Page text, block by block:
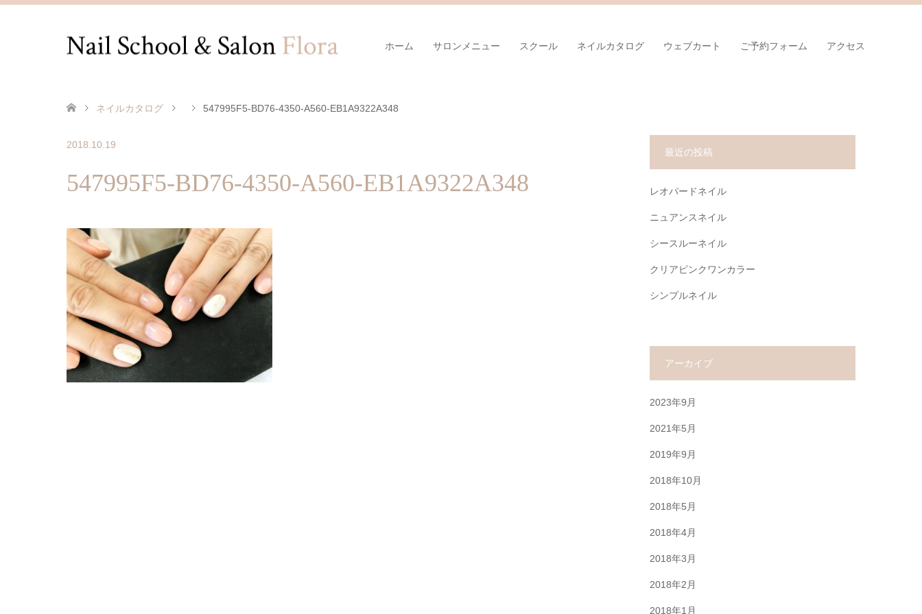
ホーム サロンメニュー スクール ネイルカタログ ウェブカート ご予約フォーム アクセス
ネイルカタログ 547995F5-BD76-4350-A560-EB1A9322A348
2018.10.19
547995F5-BD76-4350-A560-EB1A9322A348
最近の投稿
レオパードネイル
ニュアンスネイル
シースルーネイル
クリアピンクワンカラー
シンプルネイル
アーカイブ
2023年9月
2021年5月
2019年9月
2018年10月
2018年5月
2018年4月
2018年3月
2018年2月
2018年1月